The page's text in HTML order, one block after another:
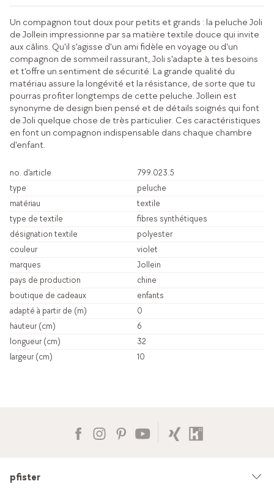
Un compagnon tout doux pour petits et grands : la peluche Joli
de Jollein impressionne par sa matière textile douce qui invite
aux câlins. Qu'il s'agisse d'un ami fidèle en voyage ou d'un
compagnon de sommeil rassurant, Joli s'adapte à tes besoins
et t'offre un sentiment de sécurité. La grande qualité du
matériau assure la longévité et la résistance, de sorte que tu
pourras profiter longtemps de cette peluche. Jollein est
synonyme de design bien pensé et de détails soignés qui font
de Joli quelque chose de très particulier. Ces caractéristiques
en font un compagnon indispensable dans chaque chambre
d'enfant.
no. d'article
799.023.5
type
peluche
matériau
textile
type de textile
fibres synthétiques
désignation textile
polyester
couleur
violet
marques
Jollein
pays de production
chine
boutique de cadeaux
enfants
adapté à partir de (m)
0
hauteur (cm)
6
longueur (cm)
32
largeur (cm)
10
pfister